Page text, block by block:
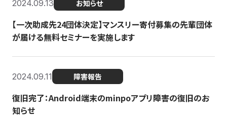
2024.09.13 お知らせ
【一次助成先24団体決定】マンスリー寄付募集の先輩団体
が届ける無料セミナーを実施します
2024.09.11 障害報告
復旧完了：Android端末のminpoアプリ障害の復旧のお
知らせ